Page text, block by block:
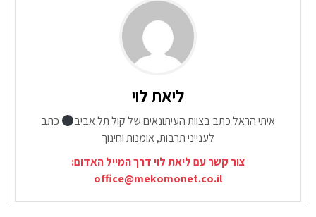
ליאת לוי
איתי הראל כתב בצוות העיתונאים של קול תל אביב
כתב
לענייני תרבות, אומנות וחינוך
צור קשר עם ליאת לוי דרך המייל האדום:
office@mekomonet.co.il